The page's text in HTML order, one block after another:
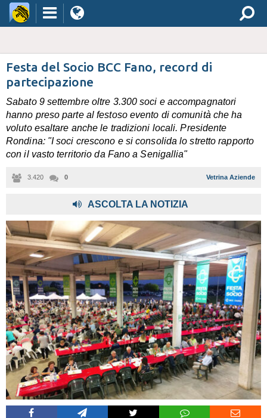
Festa del Socio BCC Fano, record di
partecipazione
Sabato 9 settembre oltre 3.300 soci e accompagnatori
hanno preso parte al festoso evento di comunità che ha
voluto esaltare anche le tradizioni locali. Presidente
Rondina: "I soci crescono e si consolida lo stretto rapporto
con il vasto territorio da Fano a Senigallia"
3.420 0 Vetrina Aziende
ASCOLTA LA NOTIZIA